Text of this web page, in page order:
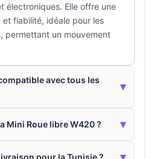
électroniques. Elle offre une
fiabilité, idéale pour les
permettant un mouvement
avec tous les
▾
Mini Roue libre W420 ? ▾